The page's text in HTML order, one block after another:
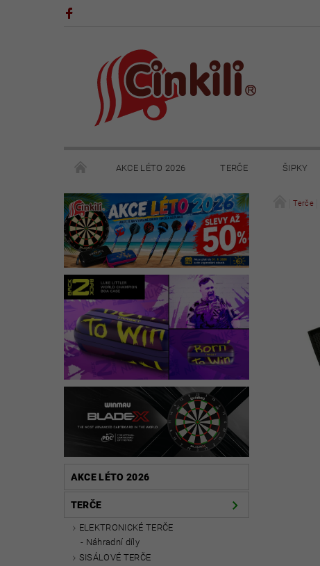
AKCE LÉTO 2026 TERČE ŠIPKY
POHÁRY A TROFEJE VÝPRODEJ HRY
KONTAKTY NAPIŠTE NÁM
AKCE LÉTO 2026
TERČE
ELEKTRONICKÉ TERČE
Náhradní díly
SISÁLOVÉ TERČE
Terče